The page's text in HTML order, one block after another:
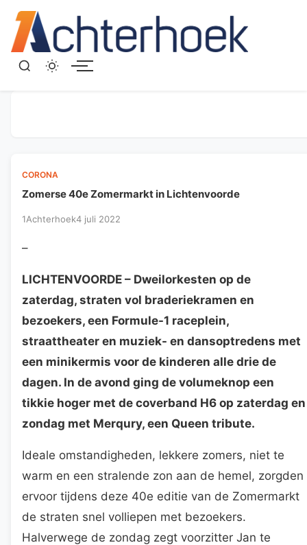
CORONA
Zomerse 40e Zomermarkt in Lichtenvoorde
1Achterhoek4 juli 2022
–
LICHTENVOORDE – Dweilorkesten op de
zaterdag, straten vol braderiekramen en
bezoekers, een Formule-1 raceplein,
straattheater en muziek- en dansoptredens met
een minikermis voor de kinderen alle drie de
dagen. In de avond ging de volumeknop een
tikkie hoger met de coverband H6 op zaterdag en
zondag met Merqury, een Queen tribute.
Ideale omstandigheden, lekkere zomers, niet te
warm en een stralende zon aan de hemel, zorgden
ervoor tijdens deze 40e editie van de Zomermarkt
de straten snel volliepen met bezoekers.
Halverwege de zondag zegt voorzitter Jan te